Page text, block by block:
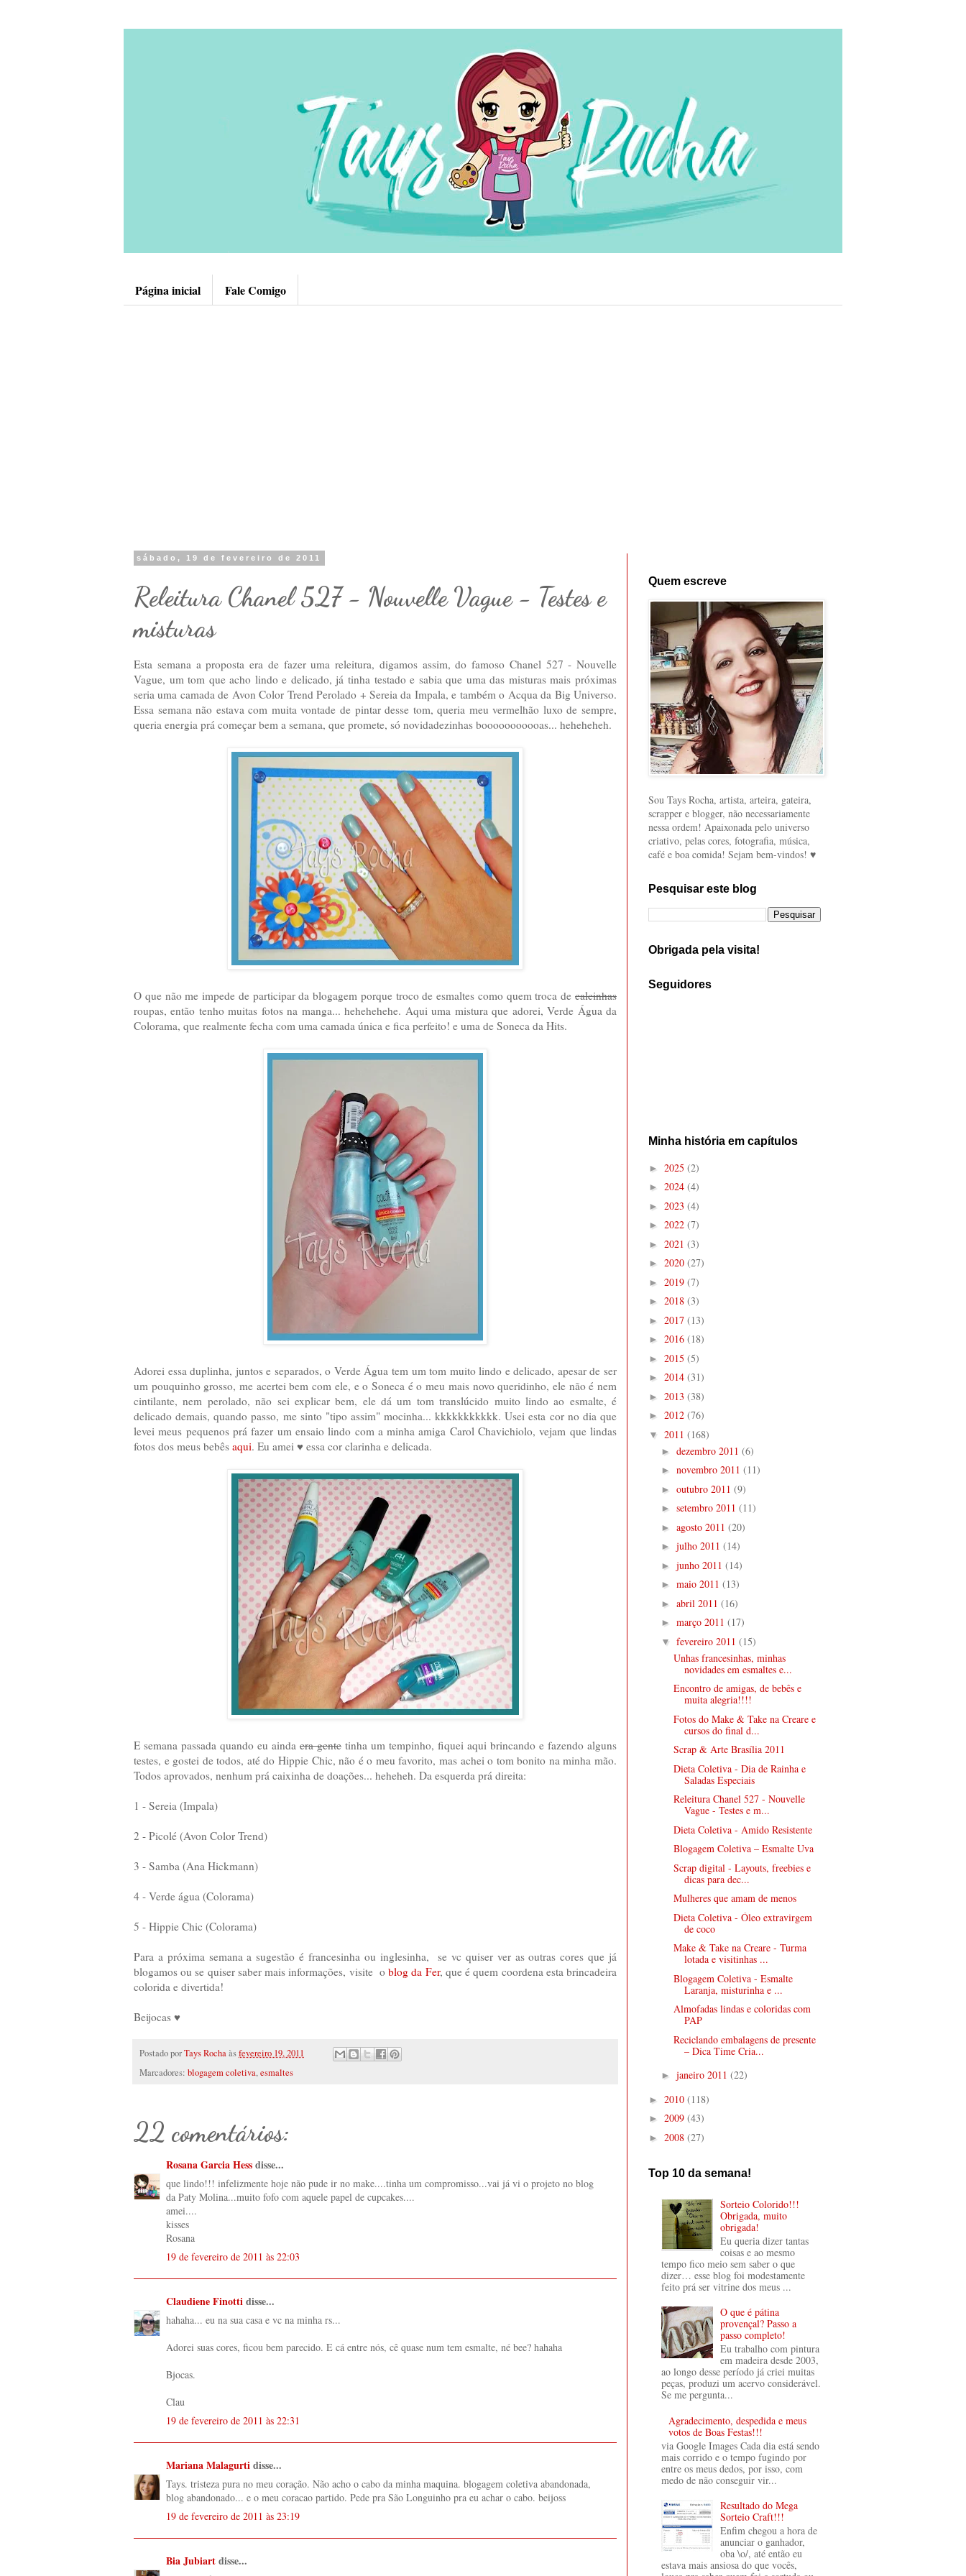
Página inicial Fale Comigo
sábado, 19 de fevereiro de 2011
Releitura Chanel 527 - Nouvelle Vague - Testes e
misturas
Esta semana a proposta era de fazer uma releitura, digamos assim, do famoso Chanel 527 - Nouvelle
Vague, um tom que acho lindo e delicado, já tinha testado e sabia que uma das misturas mais próximas
seria uma camada de Avon Color Trend Perolado + Sereia da Impala, e também o Acqua da Big Universo.
Essa semana não estava com muita vontade de pintar desse tom, queria meu vermelhão luxo de sempre,
queria energia prá começar bem a semana, que promete, só novidadezinhas booooooooooas... heheheheh.
O que não me impede de participar da blogagem porque troco de esmaltes como quem troca de calcinhas
roupas, então tenho muitas fotos na manga... hehehehehe. Aqui uma mistura que adorei, Verde Água da
Colorama, que realmente fecha com uma camada única e fica perfeito! e uma de Soneca da Hits.
Adorei essa duplinha, juntos e separados, o Verde Água tem um tom muito lindo e delicado, apesar de ser
um pouquinho grosso, me acertei bem com ele, e o Soneca é o meu mais novo queridinho, ele não é nem
cintilante, nem perolado, não sei explicar bem, ele dá um tom translúcido muito lindo ao esmalte, é
delicado demais, quando passo, me sinto "tipo assim" mocinha... kkkkkkkkkkk. Usei esta cor no dia que
levei meus pequenos prá fazer um ensaio lindo com a minha amiga Carol Chavichiolo, vejam que lindas
fotos dos meus bebês aqui. Eu amei ♥ essa cor clarinha e delicada.
E semana passada quando eu ainda era gente tinha um tempinho, fiquei aqui brincando e fazendo alguns
testes, e gostei de todos, até do Hippie Chic, não é o meu favorito, mas achei o tom bonito na minha mão.
Todos aprovados, nenhum prá caixinha de doações... heheheh. Da esquerda prá direita:
1 - Sereia (Impala)
2 - Picolé (Avon Color Trend)
3 - Samba (Ana Hickmann)
4 - Verde água (Colorama)
5 - Hippie Chic (Colorama)
Para a próxima semana a sugestão é francesinha ou inglesinha, se vc quiser ver as outras cores que já
blogamos ou se quiser saber mais informações, visite oblog da Fer, que é quem coordena esta brincadeira
colorida e divertida!
Beijocas ♥
Postado porTays Rochaàsfevereiro 19, 2011
Marcadores: blogagem coletiva,esmaltes
22 comentários:
Rosana Garcia Hessdisse...
que lindo!!! infelizmente hoje não pude ir no make....tinha um compromisso...vai já vi o projeto no blog
da Paty Molina...muito fofo com aquele papel de cupcakes....
amei....
kisses
Rosana
19 de fevereiro de 2011 às 22:03
Claudiene Finottidisse...
hahaha... eu na sua casa e vc na minha rs...
Adorei suas cores, ficou bem parecido. E cá entre nós, cê quase num tem esmalte, né bee? hahaha
Bjocas.
Clau
19 de fevereiro de 2011 às 22:31
Mariana Malagurtidisse...
Tays. tristeza pura no meu coração. Não acho o cabo da minha maquina. blogagem coletiva abandonada,
blog abandonado... e o meu coracao partido. Pede pra São Longuinho pra eu achar o cabo. beijoss
19 de fevereiro de 2011 às 23:19
Bia Jubiartdisse...
Quem escreve
Sou Tays Rocha, artista, arteira, gateira,
scrapper e blogger, não necessariamente
nessa ordem! Apaixonada pelo universo
criativo, pelas cores, fotografia, música,
café e boa comida! Sejam bem-vindos! ♥
Pesquisar este blog
Obrigada pela visita!
Seguidores
Minha história em capítulos
► 2025 (2)
► 2024 (4)
► 2023 (4)
► 2022 (7)
► 2021 (3)
► 2020 (27)
► 2019 (7)
► 2018 (3)
► 2017 (13)
► 2016 (18)
► 2015 (5)
► 2014 (31)
► 2013 (38)
► 2012 (76)
▼ 2011 (168)
► dezembro 2011 (6)
► novembro 2011 (11)
► outubro 2011 (9)
► setembro 2011 (11)
► agosto 2011 (20)
► julho 2011 (14)
► junho 2011 (14)
► maio 2011 (13)
► abril 2011 (16)
► março 2011 (17)
▼ fevereiro 2011 (15)
Unhas francesinhas, minhas
novidades em esmaltes e...
Encontro de amigas, de bebês e
muita alegria!!!!
Fotos do Make & Take na Creare e
cursos do final d...
Scrap & Arte Brasília 2011
Dieta Coletiva - Dia de Rainha e
Saladas Especiais
Releitura Chanel 527 - Nouvelle
Vague - Testes e m...
Dieta Coletiva - Amido Resistente
Blogagem Coletiva – Esmalte Uva
Scrap digital - Layouts, freebies e
dicas para dec...
Mulheres que amam de menos
Dieta Coletiva - Óleo extravirgem
de coco
Make & Take na Creare - Turma
lotada e visitinhas ...
Blogagem Coletiva - Esmalte
Laranja, misturinha e ...
Almofadas lindas e coloridas com
PAP
Reciclando embalagens de presente
– Dica Time Cria...
► janeiro 2011 (22)
► 2010 (118)
► 2009 (43)
► 2008 (27)
Top 10 da semana!
Sorteio Colorido!!!
Obrigada, muito
obrigada!
Eu queria dizer tantas
coisas e ao mesmo
tempo fico meio sem saber o que
dizer… esse blog foi modestamente
feito prá ser vitrine dos meus ...
O que é pátina
provençal? Passo a
passo completo!
Eu trabalho com pintura
em madeira desde 2003,
ao longo desse período já criei muitas
peças, produzi um acervo considerável.
Se me pergunta...
Agradecimento, despedida e meus
votos de Boas Festas!!!
via Google Images Cada dia está sendo
mais corrido e o tempo fugindo por
entre os meus dedos, por isso, com
medo de não conseguir vir...
Resultado do Mega
Sorteio Craft!!!
Enfim chegou a hora de
anunciar o ganhador,
oba \o/, até então eu
estava mais ansiosa do que vocês,